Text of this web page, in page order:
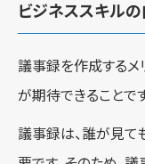
ビジネススキル
議事録を作成するメ
が期待できることです
議事録は、誰が見て